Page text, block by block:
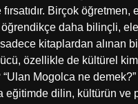
Birçok
daha bilinçli,
kitaplardan alınan
özellikle de kültürel
“Ulan Mogolca ne
eğitimde dilin, kültürün ve